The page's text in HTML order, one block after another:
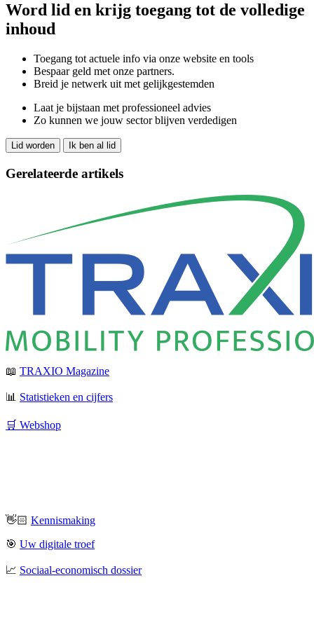
Word lid en krijg toegang tot de volledige
inhoud
Toegang tot actuele info via onze website en tools
Bespaar geld met onze partners.
Breid je netwerk uit met gelijkgestemden
Laat je bijstaan met professioneel advies
Zo kunnen we jouw sector blijven verdedigen
Lid worden Ik ben al lid
Gerelateerde artikels
📖 TRAXIO Magazine
📊 Statistieken en cijfers
🛒 Webshop
👋🏻 Kennismaking
🎯 Uw digitale troef
📈 Sociaal-economisch dossier